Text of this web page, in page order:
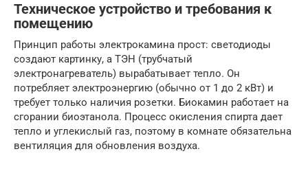
Техническое устройство и требования к
помещению
Принцип работы электрокамина прост: светодиоды
создают картинку, а ТЭН (трубчатый
электронагреватель) вырабатывает тепло. Он
потребляет электроэнергию (обычно от 1 до 2 кВт) и
требует только наличия розетки. Биокамин работает на
сгорании биоэтанола. Процесс окисления спирта дает
тепло и углекислый газ, поэтому в комнате обязательна
вентиляция для обновления воздуха.